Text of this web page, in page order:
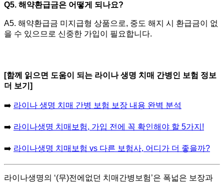
Q5. 해약환급금은 어떻게 되나요?
A5. 해약환급금 미지급형 상품으로, 중도 해지 시 환급금이 없
을 수 있으므로 신중한 가입이 필요합니다.
[함께 읽으면 도움이 되는 라이나 생명 치매 간병인 보험 정보
더 보기]
➡️ 라이나 생명 치매 간병 보험 보장 내용 완벽 분석
➡️ 라이나생명 치매보험, 가입 전에 꼭 확인해야 할 5가지!
➡️ 라이나생명 치매보험 vs 다른 보험사, 어디가 더 좋을까?
라이나생명의 ‘(무)전에없던 치매간병보험’은 폭넓은 보장과